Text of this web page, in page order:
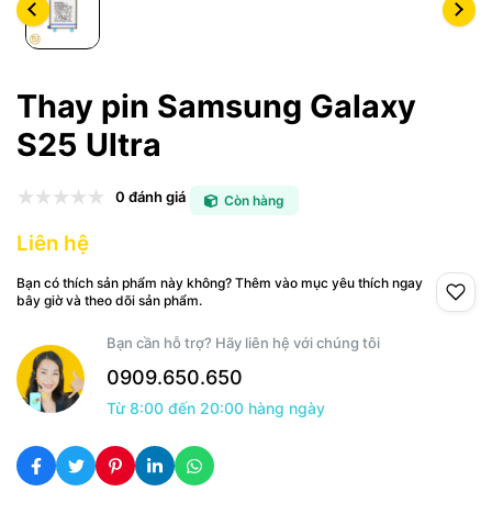
Thay pin Samsung Galaxy
S25 Ultra
0 đánh giá Còn hàng
Liên hệ
Bạn có thích sản phẩm này không? Thêm vào mục yêu thích ngay
bây giờ và theo dõi sản phẩm.
Bạn cần hỗ trợ? Hãy liên hệ với chúng tôi
0909.650.650
Từ 8:00 đến 20:00 hàng ngày